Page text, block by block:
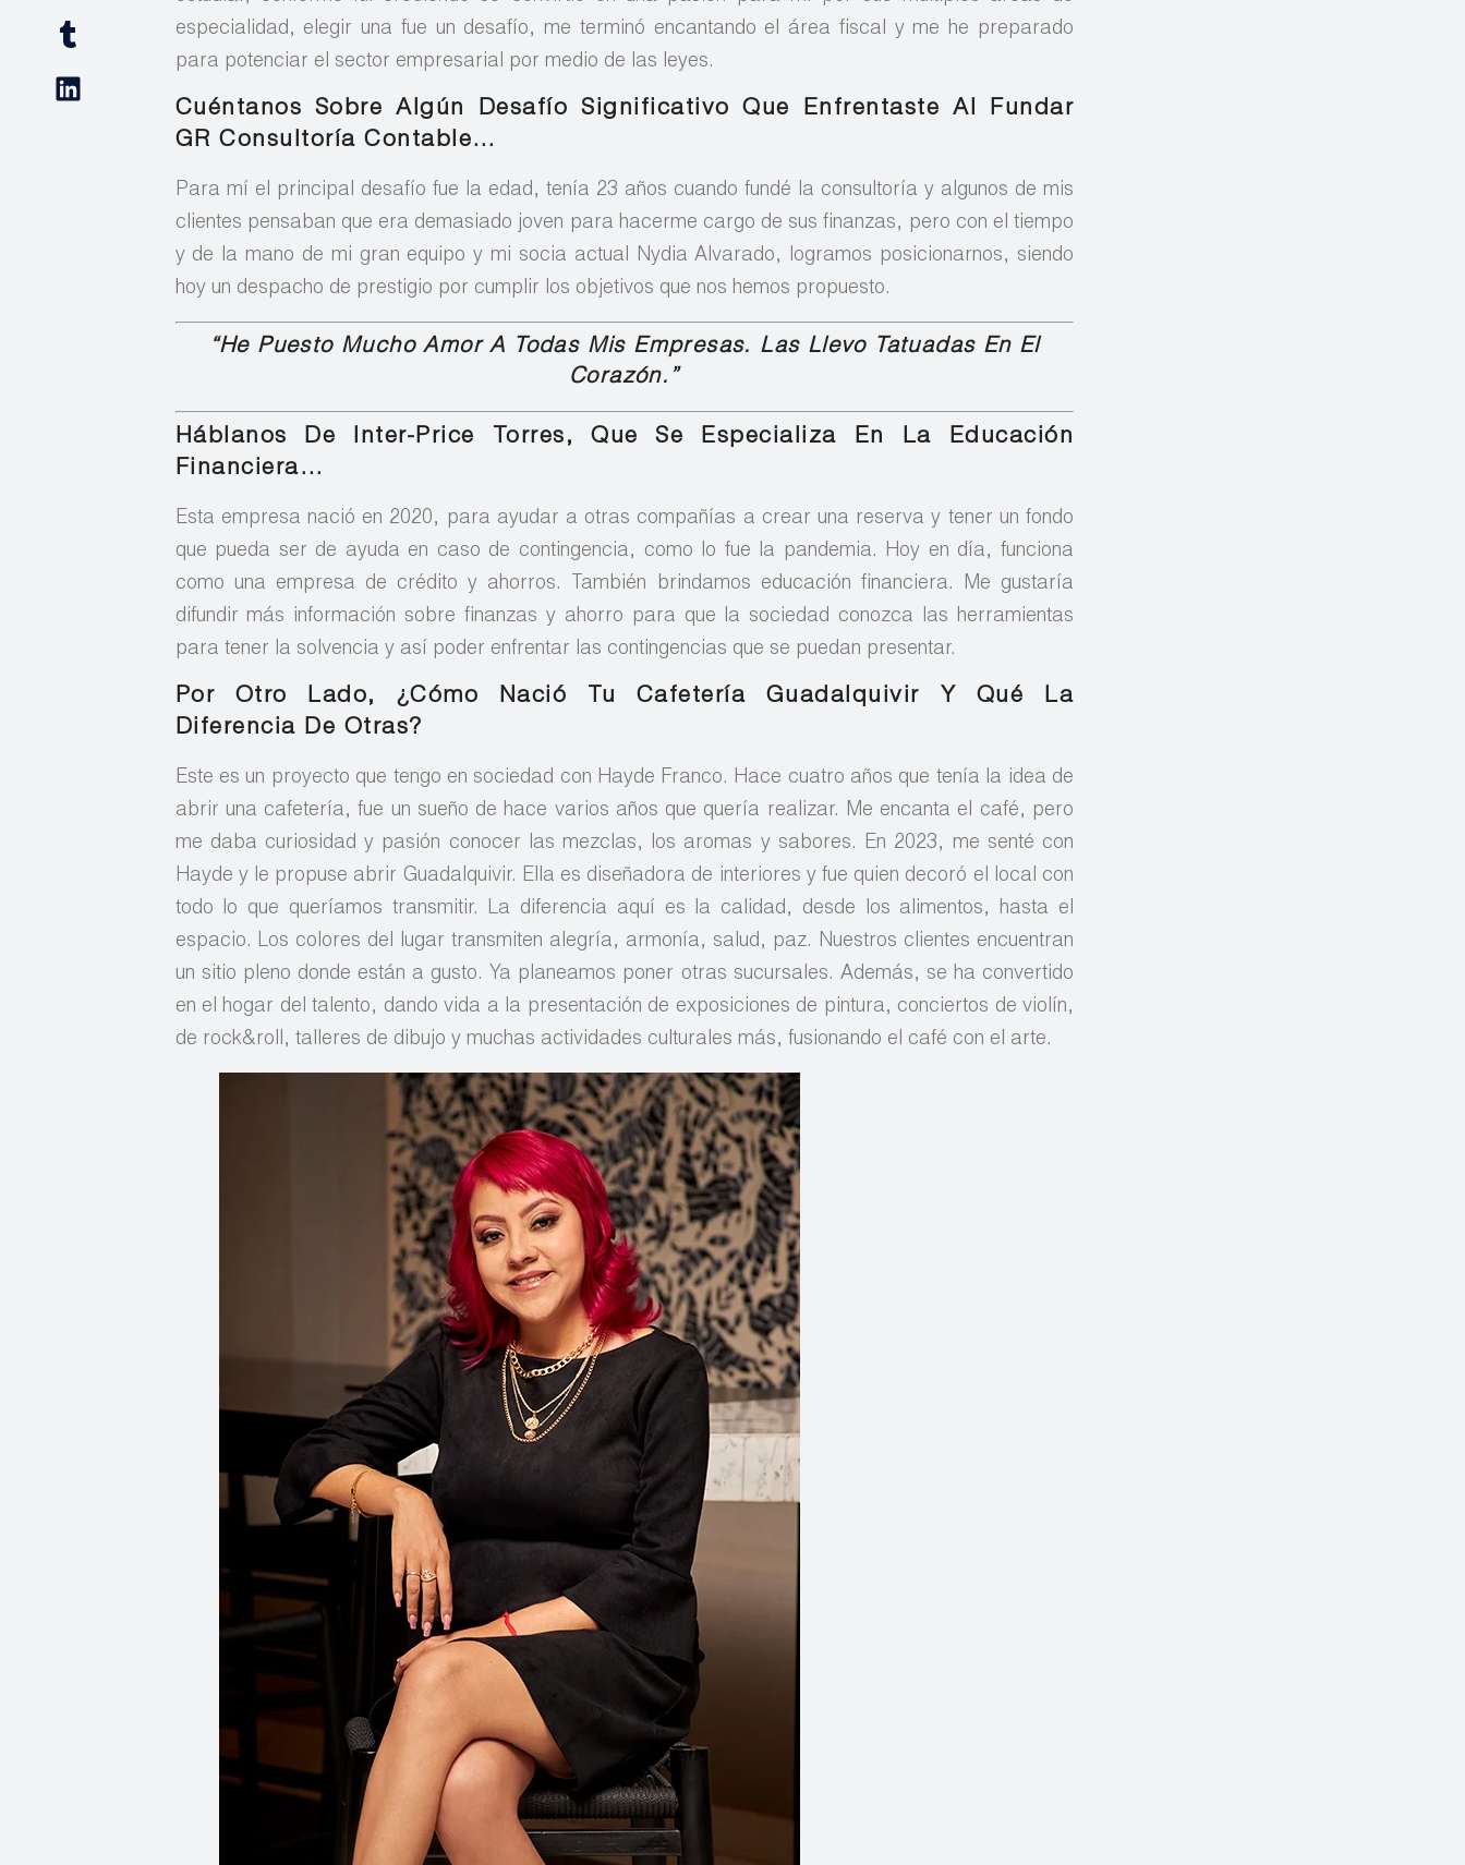
especialidad, elegir una fue un desafío, me terminó encantando el área fiscal y me he preparado
para potenciar el sector empresarial por medio de las leyes.
Cuéntanos Sobre Algún Desafío Significativo Que Enfrentaste Al Fundar
GR Consultoría Contable…
Para mí el principal desafío fue la edad, tenía 23 años cuando fundé la consultoría y algunos de mis
clientes pensaban que era demasiado joven para hacerme cargo de sus finanzas, pero con el tiempo
y de la mano de mi gran equipo y mi socia actual ­Nydia Alvarado, logramos posicionarnos, siendo
hoy un despacho de prestigio por cumplir los objetivos que nos hemos propuesto.
“He Puesto Mucho Amor A Todas Mis Empresas. Las Llevo Tatuadas En El
Corazón.”
Háblanos De Inter-Price Torres, Que Se Especializa En La Educación
Financiera…
Esta empresa nació en 2020, para ayudar a otras compañías a crear una reserva y tener un fondo
que pueda ser de ayuda en caso de contingencia, como lo fue la pandemia. Hoy en día, funciona
como una empresa de crédito y ahorros. También brindamos educación financiera. Me gustaría
difundir más información sobre finanzas y ahorro para que la sociedad conozca las herramientas
para tener la solvencia y así poder enfrentar las contingencias que se puedan presentar.
Por Otro Lado, ¿cómo Nació Tu Cafetería Guadalquivir Y Qué La
Diferencia De Otras?
Este es un proyecto que tengo en sociedad con Hayde Franco. Hace cuatro años que tenía la idea de
abrir una cafetería, fue un sueño de hace varios años que quería realizar. Me encanta el café, pero
me daba curiosidad y pasión conocer las mezclas, los aromas y sabores. En 2023, me senté con
Hayde y le propuse abrir Guadalquivir. Ella es diseñadora de interiores y fue quien decoró el local con
todo lo que queríamos transmitir. La diferencia aquí es la calidad, desde los alimentos, hasta el
espacio. Los colores del lugar transmiten alegría, armonía, salud, paz. Nuestros clientes encuentran
un sitio pleno donde están a gusto. Ya planeamos poner otras sucursales. Además, se ha convertido
en el hogar del talento, dando vida a la presentación de exposiciones de pintura, conciertos de violín,
de rock&roll, talleres de dibujo y muchas actividades culturales más, fusionando el café con el arte.